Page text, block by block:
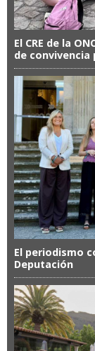
El CRE de la
de convivencia
El periodismo
Deputación